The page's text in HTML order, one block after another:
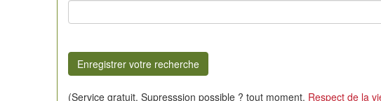
(Service gratuit. Supresssion possible ? tout moment. Respect de la